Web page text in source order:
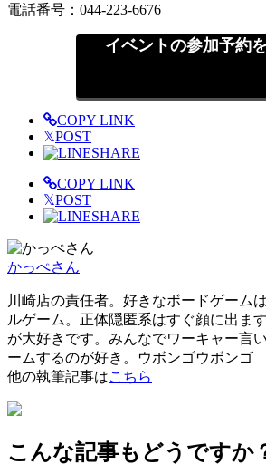
電話番号：044-223-6676
イベントの参加予約
COPY LINK
𝕏POST
SHARE
COPY LINK
𝕏POST
SHARE
かっぺさん
川崎店の責任者。好きなボードゲーム
ルゲーム。正体隠匿系はすぐ顔に出ま
が大好きです。みんなでワーキャー言
ームするのが好き。ウボンゴウボンゴ
他の執筆記事はこちら
こんな記事もどうですか